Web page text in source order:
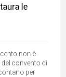
le
non è
convento di
per